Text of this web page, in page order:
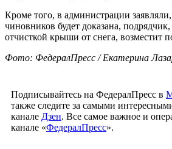
Кроме того, в администрации
чиновников будет доказана,
отчисткой крыши от снега, возместит
Фото: ФедералПресс / Екатерина
Подписывайтесь на ФедералПресс в
также следите за самыми
канале Дзен. Все самое важное и
канале «ФедералПресс».